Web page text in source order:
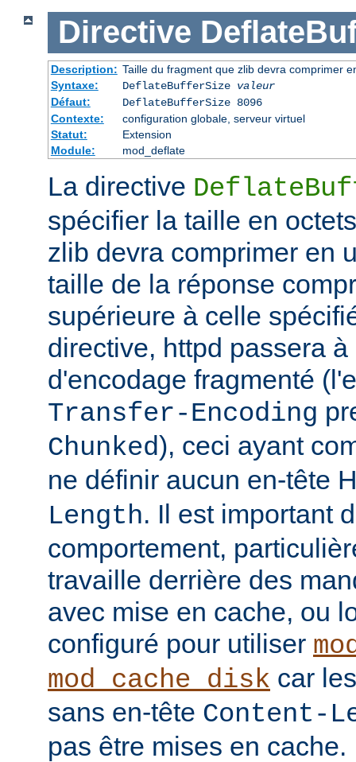
Directive
Description: Taille du fragment que zlib devra comprimer
Syntaxe:
DeflateBufferSize valeur
Défaut:
DeflateBufferSize 8096
Contexte:
configuration globale, serveur virtuel
Statut:
Extension
Module:
mod_deflate
La directive
spécifier la taille en
zlib devra comprimer en
taille de la réponse
supérieure à celle
directive, httpd passera
d'encodage fragmenté
Transfer-Encoding
Chunked), ceci ayant
ne définir aucun en-tête
Length. Il est important
comportement,
travaille derrière des
avec mise en cache, ou
configuré pour utiliser
mod_cache_disk car
sans en-tête Content-
pas être mises en cache.